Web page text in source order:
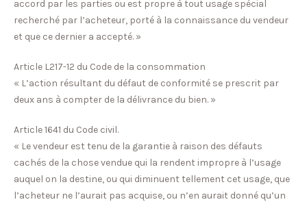
accord par les parties ou est propre à tout usage spécial
recherché par l’acheteur, porté à la connaissance du vendeur
et que ce dernier a accepté. »
Article L217-12 du Code de la consommation
« L’action résultant du défaut de conformité se prescrit par
deux ans à compter de la délivrance du bien. »
Article 1641 du Code civil.
« Le vendeur est tenu de la garantie à raison des défauts
cachés de la chose vendue qui la rendent impropre à l’usage
auquel on la destine, ou qui diminuent tellement cet usage, que
l’acheteur ne l’aurait pas acquise, ou n’en aurait donné qu’un